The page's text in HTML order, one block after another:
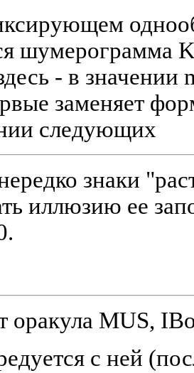
шумерограмма
- в значении
заменяет
следующих
знаки
иллюзию ее
оракула MUS,
с ней